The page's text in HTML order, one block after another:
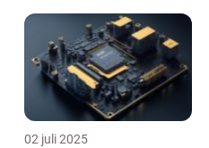
02 juli 2025